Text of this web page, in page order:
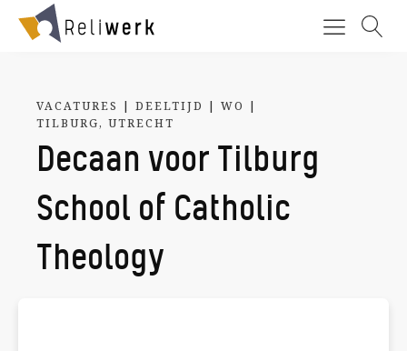
VACATURES DEELTIJD WO
TILBURG, UTRECHT
Decaan voor Tilburg
School of Catholic
Theology